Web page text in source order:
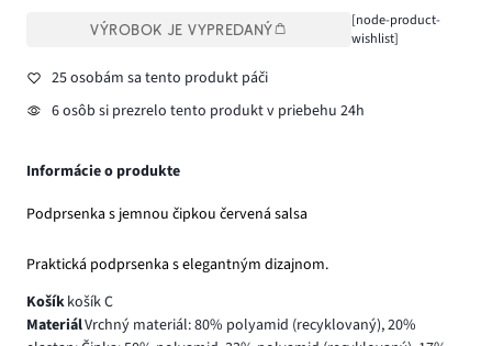
VÝROBOK JE VYPREDANÝ
[node-product-
wishlist]
25 osobám sa tento produkt páči
6 osôb si prezrelo tento produkt v priebehu 24h
Informácie o produkte
Podprsenka s jemnou čipkou červená salsa
Praktická podprsenka s elegantným dizajnom.
Košíkkošík C
MateriálVrchný materiál: 80% polyamid (recyklovaný), 20%